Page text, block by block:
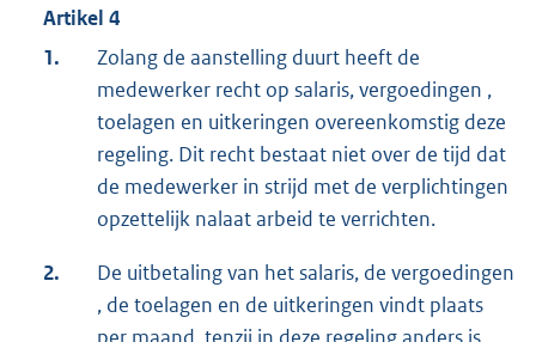
Artikel 4
1.
Zolang de aanstelling duurt heeft de
medewerker recht op salaris, vergoedingen ,
toelagen en uitkeringen overeenkomstig deze
regeling. Dit recht bestaat niet over de tijd dat
de medewerker in strijd met de verplichtingen
opzettelijk nalaat arbeid te verrichten.
2.
De uitbetaling van het salaris, de vergoedingen
, de toelagen en de uitkeringen vindt plaats